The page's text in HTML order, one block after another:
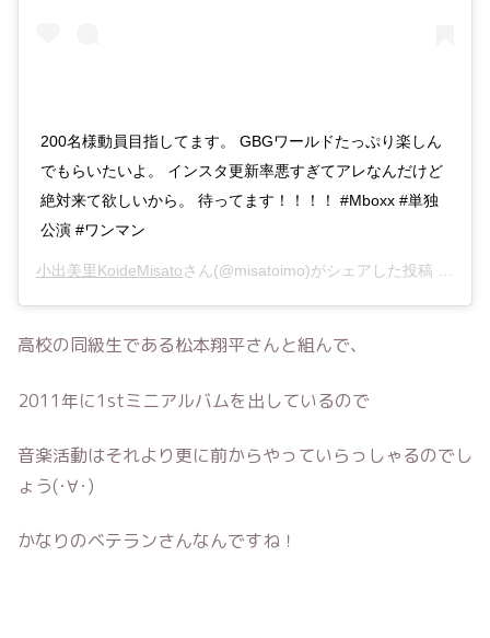
200名様動員目指してます。 GBGワールドたっぷり楽しん
でもらいたいよ。 インスタ更新率悪すぎてアレなんだけど
絶対来て欲しいから。 待ってます！！！！ #Mboxx #単独
公演 #ワンマン
小出美里KoideMisatoさん(@misatoimo)がシェアした投稿 –
高校の同級生である松本翔平さんと組んで、
2011年に1stミニアルバムを出しているので
音楽活動はそれより更に前からやっていらっしゃるのでし
ょう(･∀･)
かなりのベテランさんなんですね！